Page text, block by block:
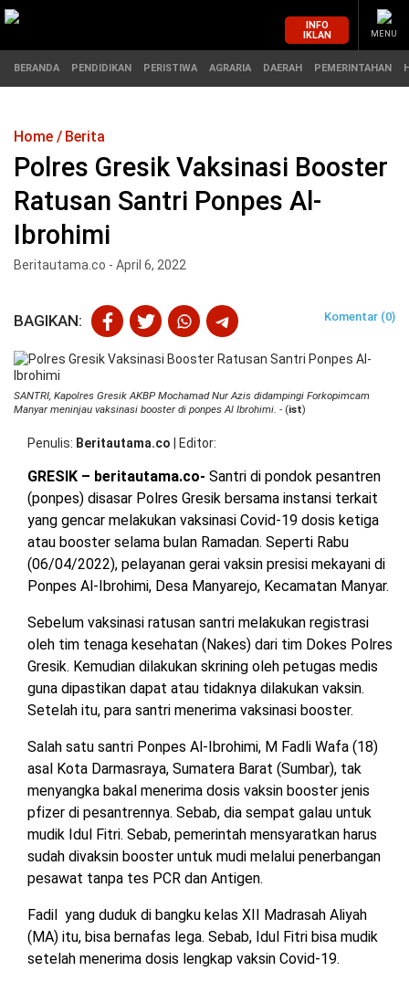
MASUK
BERANDA
PERISTIWA
PEMERINTAHAN
PENDIDIKAN
HUKUM
PENDIDIKAN
BERITABARU.CO
KABARBARU.CO
SERIKATNEWS.COM
PEWARTANUSANTARA.COM
LANGGAR.CO
JOBNAS.COM
SURAU.CO
REDAKSI
TENTANG
KAMI
KERJASAMA
PEDOMAN
MEDIA
CYBER
INFO
IKLAN
MENU
BERANDA PENDIDIKAN PERISTIWA AGRARIA DAERAH PEMERINTAHAN
Home Berita
Polres Gresik Vaksinasi Booster
Ratusan Santri Ponpes Al-
Ibrohimi
Beritautama.co - April 6, 2022
BAGIKAN: Komentar (0)
SANTRI, Kapolres Gresik AKBP Mochamad Nur Azis didampingi Forkopimcam
Manyar meninjau vaksinasi booster di ponpes Al Ibrohimi. - (ist)
Penulis Beritautama.co Editor
GRESIK – beritautama.co- Santri di pondok pesantren
(ponpes) disasar Polres Gresik bersama instansi terkait
yang gencar melakukan vaksinasi Covid-19 dosis ketiga
atau booster selama bulan Ramadan. Seperti Rabu
(06/04/2022), pelayanan gerai vaksin presisi mekayani di
Ponpes Al-Ibrohimi, Desa Manyarejo, Kecamatan Manyar.
Sebelum vaksinasi ratusan santri melakukan registrasi
oleh tim tenaga kesehatan (Nakes) dari tim Dokes Polres
Gresik. Kemudian dilakukan skrining oleh petugas medis
guna dipastikan dapat atau tidaknya dilakukan vaksin.
Setelah itu, para santri menerima vaksinasi booster.
Salah satu santri Ponpes Al-Ibrohimi, M Fadli Wafa (18)
asal Kota Darmasraya, Sumatera Barat (Sumbar), tak
menyangka bakal menerima dosis vaksin booster jenis
pfizer di pesantrennya. Sebab, dia sempat galau untuk
mudik Idul Fitri. Sebab, pemerintah mensyaratkan harus
sudah divaksin booster untuk mudi melalui penerbangan
pesawat tanpa tes PCR dan Antigen.
Fadil yang duduk di bangku kelas XII Madrasah Aliyah
(MA) itu, bisa bernafas lega. Sebab, Idul Fitri bisa mudik
setelah menerima dosis lengkap vaksin Covid-19.